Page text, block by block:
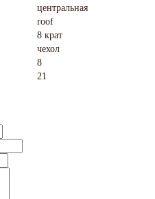
центральная
roof
8 крат
чехол
8
21